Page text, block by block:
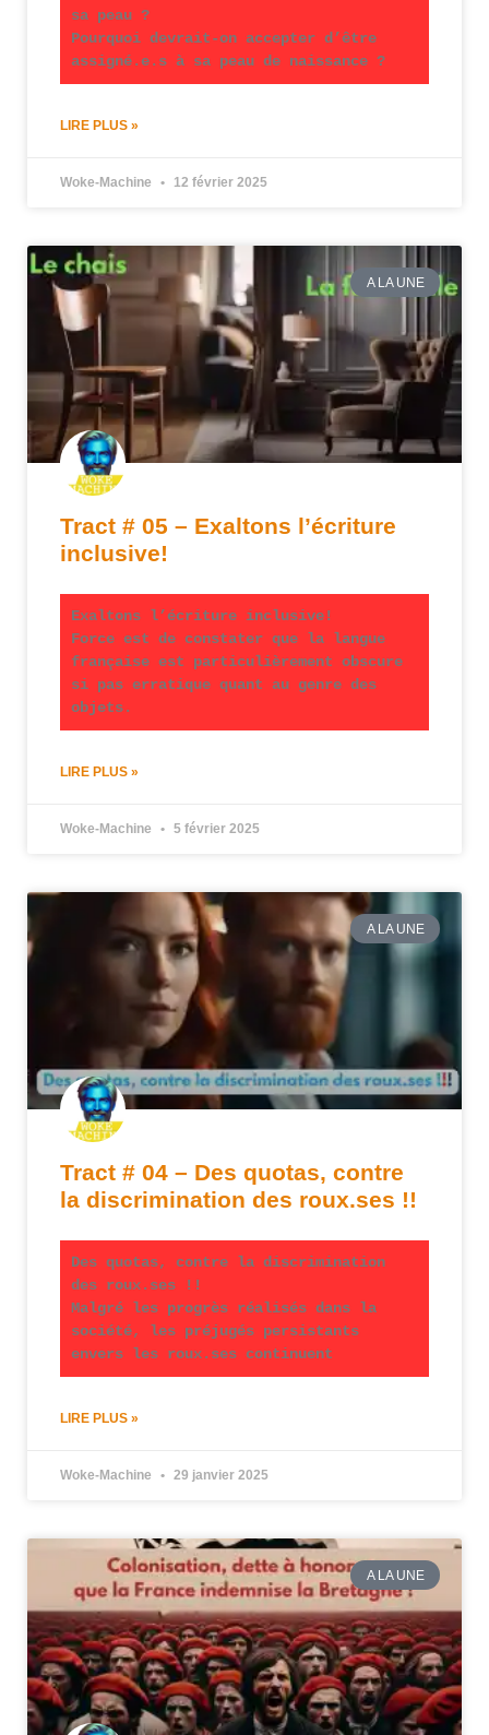
sa peau ?
Pourquoi devrait-on accepter d’être
assigné.e.s à sa peau de naissance ?
LIRE PLUS »
Woke-Machine 12 février 2025
A LA UNE
Tract # 05 – Exaltons l’écriture
inclusive!
Exaltons l’écriture inclusive!
Force est de constater que la langue
française est particulièrement obscure
si pas erratique quant au genre des
objets.
LIRE PLUS »
Woke-Machine 5 février 2025
A LA UNE
Tract # 04 – Des quotas, contre
la discrimination des roux.ses !!
Des quotas, contre la discrimination
des roux.ses !!
Malgré les progrès réalisés dans la
société, les préjugés persistants
envers les roux.ses continuent
LIRE PLUS »
Woke-Machine 29 janvier 2025
A LA UNE